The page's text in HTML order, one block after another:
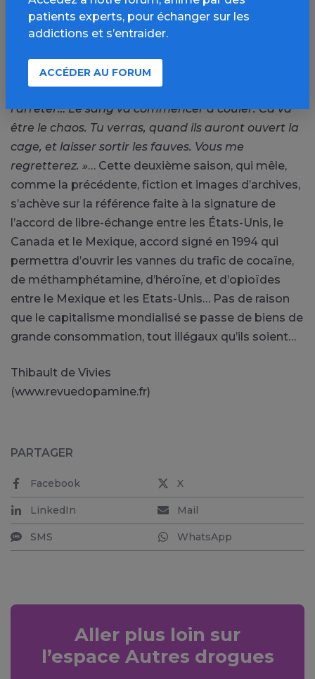
attendra le Mexique dès le début des années 90.
Félix Gallardo vient de se faire arrêter et annonce à
le neutraliser, les réjouissances à venir :
avalanche de merde arrive. Personne ne pourra
l’arrêter… Le sang va commencer à couler. Ca va
être le chaos. Tu verras, quand ils auront ouvert la
cage, et laisser sortir les fauves. Vous me
regretterez. »… Cette deuxième saison, qui mêle,
comme la précédente, fiction et images d’archives,
s’achève sur la référence faite à la signature de
l’accord de libre-échange entre les États-Unis, le
Canada et le Mexique, accord signé en 1994 qui
permettra d’ouvrir les vannes du trafic de cocaïne,
de méthamphétamine, d’héroïne, et d’opioïdes
entre le Mexique et les Etats-Unis… Pas de raison
que le capitalisme mondialisé se passe de biens de
grande consommation, tout illégaux qu’ils soient…
Thibault de Vivies
(www.revuedopamine.fr)
PARTAGER
Facebook X
LinkedIn Mail
SMS WhatsApp
Aller plus loin sur
l’espace Autres drogues
patients experts, pour échanger sur les
addictions et s’entraider.
ACCÉDER AU FORUM